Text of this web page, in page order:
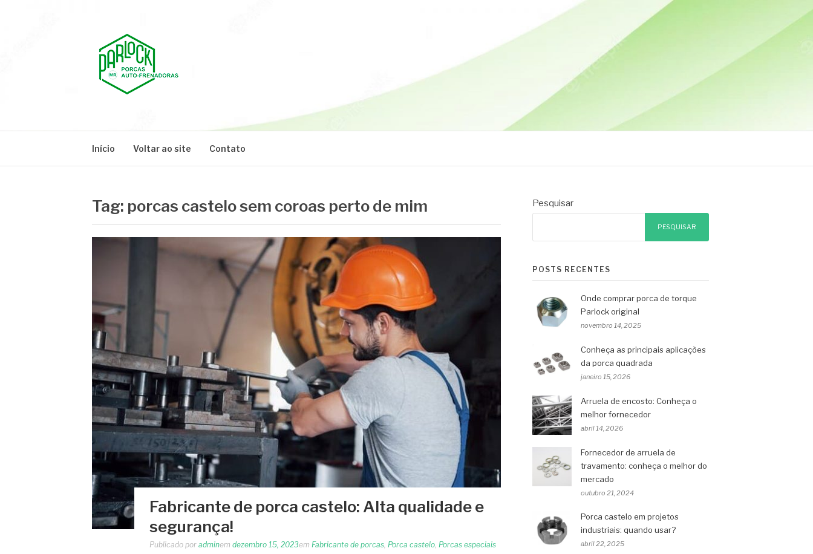
Início Voltar ao site Contato
Tag: porcas castelo sem coroas perto de mim
Fabricante de porca castelo: Alta qualidade e
segurança!
Publicado por adminem dezembro 15, 2023em Fabricante de porcas, Porca castelo, Porcas especiais
Pesquisar
PESQUISAR
POSTS RECENTES
Onde comprar porca de torque
Parlock original
novembro 14, 2025
Conheça as principais aplicações
da porca quadrada
janeiro 15, 2026
Arruela de encosto: Conheça o
melhor fornecedor
abril 14, 2026
Fornecedor de arruela de
travamento: conheça o melhor do
mercado
outubro 21, 2024
Porca castelo em projetos
industriais: quando usar?
abril 22, 2025